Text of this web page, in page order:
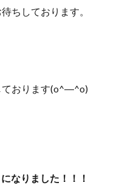
ちしております。
ております(o^―^o)
なりました！！！